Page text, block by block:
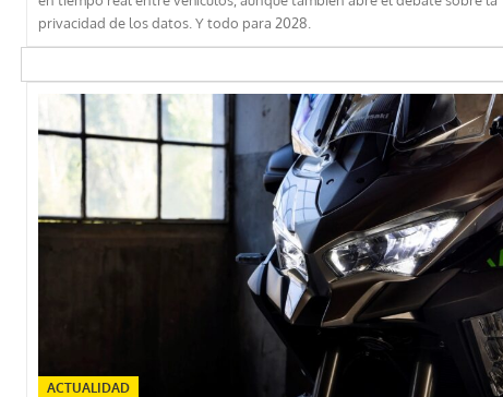
privacidad de los datos. Y todo para 2028.
ACTUALIDAD